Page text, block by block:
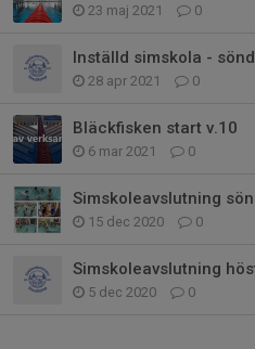
23 maj 2021 0
Inställd simskola -
28 apr 2021 0
Bläckfisken start v.10
6 mar 2021 0
Simskoleavslutning
15 dec 2020 0
Simskoleavslutning
5 dec 2020 0